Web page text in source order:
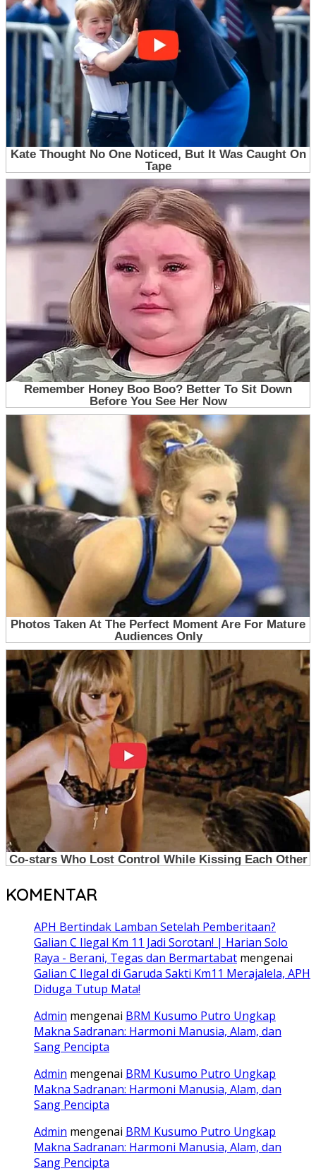
KOMENTAR
APH Bertindak Lamban Setelah Pemberitaan?
Galian C Ilegal Km 11 Jadi Sorotan! | Harian Solo
Raya - Berani, Tegas dan Bermartabat mengenai
Galian C Ilegal di Garuda Sakti Km11 Merajalela, APH
Diduga Tutup Mata!
Admin mengenai BRM Kusumo Putro Ungkap
Makna Sadranan: Harmoni Manusia, Alam, dan
Sang Pencipta
Admin mengenai BRM Kusumo Putro Ungkap
Makna Sadranan: Harmoni Manusia, Alam, dan
Sang Pencipta
Admin mengenai BRM Kusumo Putro Ungkap
Makna Sadranan: Harmoni Manusia, Alam, dan
Sang Pencipta